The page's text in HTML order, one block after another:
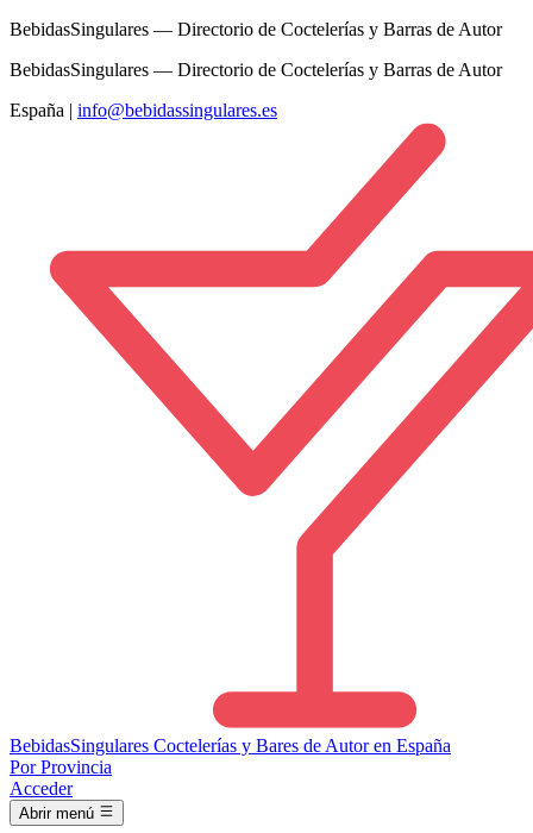
BebidasSingulares — Directorio de Coctelerías y Barras de Autor
BebidasSingulares — Directorio de Coctelerías y Barras de Autor
España | info@bebidassingulares.es
BebidasSingulares Coctelerías y Bares de Autor en España
Por Provincia
Acceder
Abrir menú